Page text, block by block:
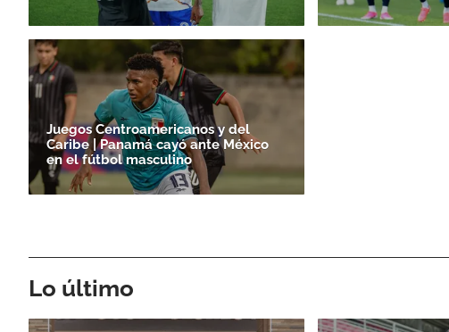
Juegos Centroamericanos y del
Caribe | Panamá cayó ante México
en el fútbol masculino
Lo último